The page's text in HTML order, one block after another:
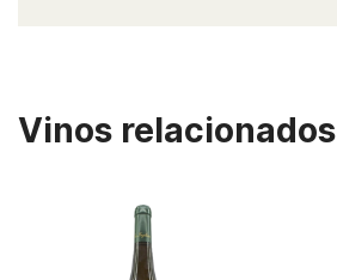
Vinos relacionados